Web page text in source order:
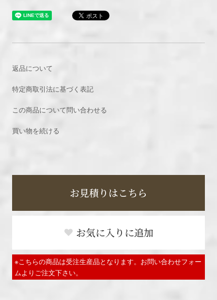
返品について
特定商取引法に基づく表記
この商品について問い合わせる
買い物を続ける
お見積りはこちら
お気に入りに追加
※こちらの商品は受注生産品となります。お問い合わせフォー
ムよりご注文下さい。